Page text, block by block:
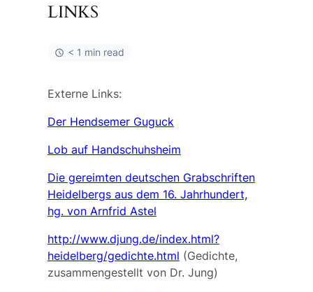
LINKS
< 1 min read
Externe Links:
Der Hendsemer Guguck
Lob auf Handschuhsheim
Die gereimten deutschen Grabschriften
Heidelbergs aus dem 16. Jahrhundert,
hg. von Arnfrid Astel
http://www.djung.de/index.html?
heidelberg/gedichte.html (Gedichte,
zusammengestellt von Dr. Jung)